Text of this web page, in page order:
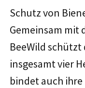
Schutz von
Gemeinsam
BeeWild
insgesamt vier
bindet auch